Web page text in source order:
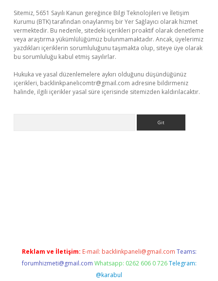
Sitemiz, 5651 Sayılı Kanun gereğince Bilgi Teknolojileri ve İletişim
Kurumu (BTK) tarafından onaylanmış bir Yer Sağlayıcı olarak hizmet
vermektedir. Bu nedenle, sitedeki içerikleri proaktif olarak denetleme
veya araştırma yükümlülüğümüz bulunmamaktadır. Ancak, üyelerimiz
yazdıkları içeriklerin sorumluluğunu taşımakta olup, siteye üye olarak
bu sorumluluğu kabul etmiş sayılırlar.
Hukuka ve yasal düzenlemelere aykırı olduğunu düşündüğünüz
içerikleri, backlinkpanelicomtr@gmail.com adresine bildirmeniz
halinde, ilgili içerikler yasal süre içerisinde sitemizden kaldırılacaktır.
Reklam ve İletişim: E-mail: backlinkpaneli@gmail.com Teams:
forumhizmeti@gmail.com Whatsapp: 0262 606 0 726 Telegram:
@karabul